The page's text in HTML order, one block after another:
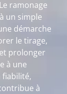
ramonage
un simple
démarche
le tirage,
prolonger
à une
fiabilité,
à